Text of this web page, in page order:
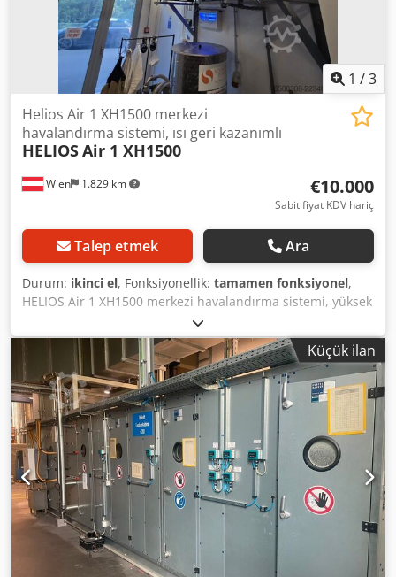
1 /3
Wien 1.829 km
Helios Air 1 XH1500 merkezi
havalandırma sistemi, ısı geri kazanımlı
HELIOSAir 1 XH1500
€10.000
Sabit fiyat KDV hariç
Talep etmek Ara
Durum: ikinci el, Fonksiyonellik: tamamen fonksiyonel,
HELIOS Air 1 XH1500 merkezi havalandırma sistemi, yüksek
verimli ısı geri kazanımı ve entegre hava yeniden ısıtma
özelliklerine sahiptir. Geniş konut, ticari veya endüstriyel
alanların kontrollü havalandırması için uygundur. 2 adet
0,5 kW EC fan, 350 Pa'da 1.490 m³/h hava akışı. 3,9 kW
elektrikli ön ısıtma bataryası, 3,8 kW elektronik yeniden
ısıtma bataryası, çapraz akışlı ısı eşanjörü ve entegre filtre
kutusu. HELIOS Universal ECO kontrol ünitesi ve 2 adet
HELIOS kanal sensörü TFK dahildir – işlevsel olarak eksiksiz
bir sistem. Teknik özellikler: - Hava akışı: 350 Pa'da 1.490
m³/h; Fanlar: 2 x 0,5 kW EC - Ön ısıtma bataryası: 3,9 kW /
Yeniden ısıtma bataryası: 3,8 kW; Çapraz akışlı ısı eşanjörü;
Entegre filtre kutusu - Kontrol: HELIOS Universal ECO
kontrol ünitesi ve 2 kanal sensörü TFK (dahil) - Ticari bir
ortamdan, mevcut durumda garanti olmaksızın satış
Küçük ilan